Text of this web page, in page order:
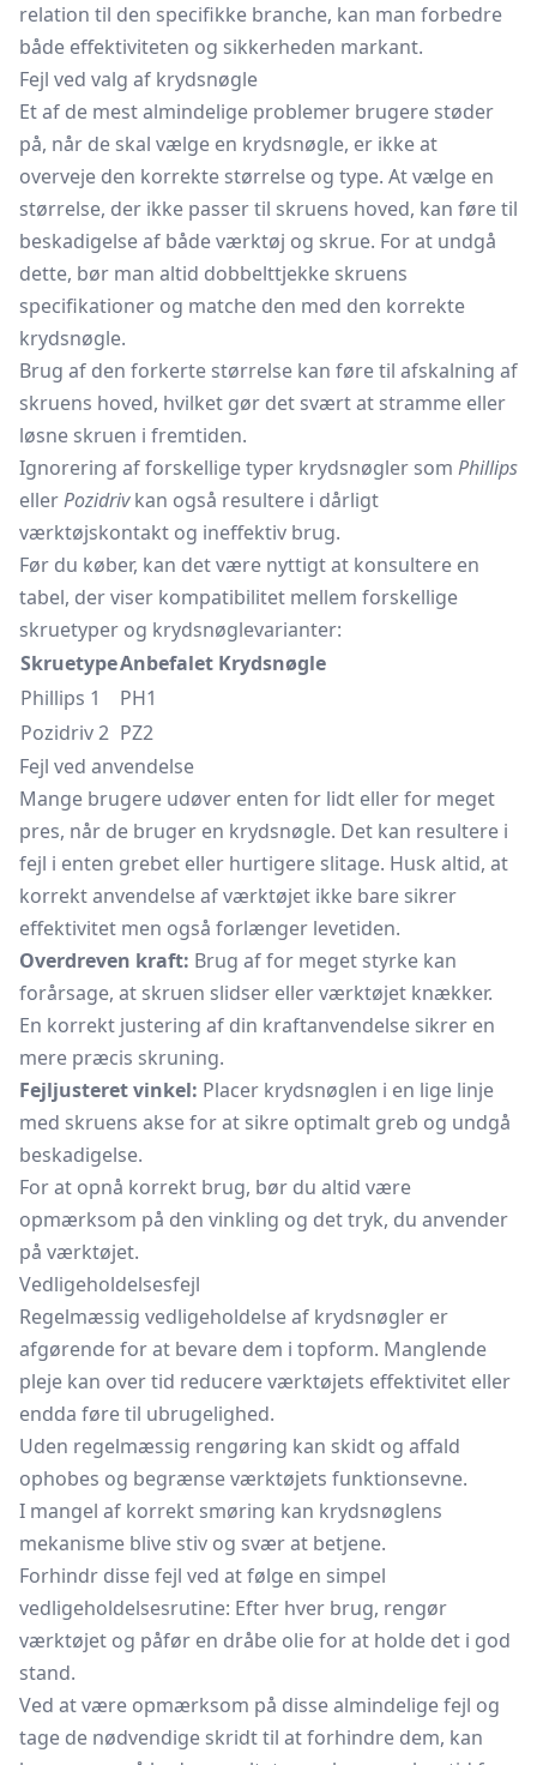
relation til den specifikke branche, kan man forbedre
både effektiviteten og sikkerheden markant.
Fejl ved valg af krydsnøgle
Et af de mest almindelige problemer brugere støder
på, når de skal vælge en krydsnøgle, er ikke at
overveje den korrekte størrelse og type. At vælge en
størrelse, der ikke passer til skruens hoved, kan føre til
beskadigelse af både værktøj og skrue. For at undgå
dette, bør man altid dobbelttjekke skruens
specifikationer og matche den med den korrekte
krydsnøgle.
Brug af den forkerte størrelse kan føre til afskalning af
skruens hoved, hvilket gør det svært at stramme eller
løsne skruen i fremtiden.
Ignorering af forskellige typer krydsnøgler som Phillips
ellerPozidrivkan også resultere i dårligt
værktøjskontakt og ineffektiv brug.
Før du køber, kan det være nyttigt at konsultere en
tabel, der viser kompatibilitet mellem forskellige
skruetyper og krydsnøglevarianter:
SkruetypeAnbefalet Krydsnøgle
Phillips 1
PH1
Pozidriv 2 PZ2
Fejl ved anvendelse
Mange brugere udøver enten for lidt eller for meget
pres, når de bruger en krydsnøgle. Det kan resultere i
fejl i enten grebet eller hurtigere slitage. Husk altid, at
korrekt anvendelse af værktøjet ikke bare sikrer
effektivitet men også forlænger levetiden.
Overdreven kraft: Brug af for meget styrke kan
forårsage, at skruen slidser eller værktøjet knækker.
En korrekt justering af din kraftanvendelse sikrer en
mere præcis skruning.
Fejljusteret vinkel: Placer krydsnøglen i en lige linje
med skruens akse for at sikre optimalt greb og undgå
beskadigelse.
For at opnå korrekt brug, bør du altid være
opmærksom på den vinkling og det tryk, du anvender
på værktøjet.
Vedligeholdelsesfejl
Regelmæssig vedligeholdelse af krydsnøgler er
afgørende for at bevare dem i topform. Manglende
pleje kan over tid reducere værktøjets effektivitet eller
endda føre til ubrugelighed.
Uden regelmæssig rengøring kan skidt og affald
ophobes og begrænse værktøjets funktionsevne.
I mangel af korrekt smøring kan krydsnøglens
mekanisme blive stiv og svær at betjene.
Forhindr disse fejl ved at følge en simpel
vedligeholdelsesrutine: Efter hver brug, rengør
værktøjet og påfør en dråbe olie for at holde det i god
stand.
Ved at være opmærksom på disse almindelige fejl og
tage de nødvendige skridt til at forhindre dem, kan